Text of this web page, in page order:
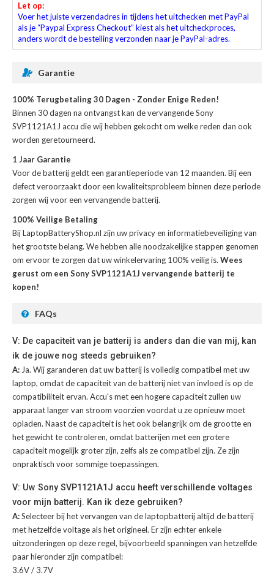
Let op:
Voer het juiste verzendadres in tijdens het uitchecken met PayPal
als je “Paypal Express Checkout” kiest als het uitcheckproces,
anders wordt de bestelling verzonden naar je PayPal-adres.
Garantie
100% Terugbetaling 30 Dagen - Zonder Enige Reden!
Binnen 30 dagen na ontvangst kan devervangende Sony
SVP1121A1J accu die wij hebben gekocht om welke reden dan ook
worden geretourneerd.
1 Jaar Garantie
Voor debatterij geldt een garantieperiode van 12 maanden. Bij een
defect veroorzaakt door een kwaliteitsprobleem binnen deze periode
zorgen wij voor een vervangende batterij.
100% Veilige Betaling
Bij LaptopBatteryShop.nl zijn uw privacy en informatiebeveiliging van
het grootste belang. We hebben alle noodzakelijke stappen genomen
om ervoor te zorgen dat uw winkelervaring 100% veilig is. Wees
gerust om een Sony SVP1121A1J vervangende batterij te
kopen!
FAQs
V: De capaciteit van je batterij is anders dan die van mij, kan
ik de jouwe nog steeds gebruiken?
A: Ja. Wij garanderen dat uw batterij is volledig compatibel met uw
laptop, omdat de capaciteit van de batterij niet van invloed is op de
compatibiliteit ervan. Accu's met een hogere capaciteit zullen uw
apparaat langer van stroom voorzien voordat u ze opnieuw moet
opladen. Naast de capaciteit is het ook belangrijk om de grootte en
het gewicht te controleren, omdat batterijen met een grotere
capaciteit mogelijk groter zijn, zelfs als ze compatibel zijn. Ze zijn
onpraktisch voor sommige toepassingen.
V: Uw Sony SVP1121A1J accu heeft verschillende voltages
voor mijn batterij. Kan ik deze gebruiken?
A:Selecteer bij het vervangen van de laptopbatterij altijd de batterij
met hetzelfde voltage als het origineel. Er zijn echter enkele
uitzonderingen op deze regel, bijvoorbeeld spanningen van hetzelfde
paar hieronder zijn compatibel:
3.6V / 3.7V